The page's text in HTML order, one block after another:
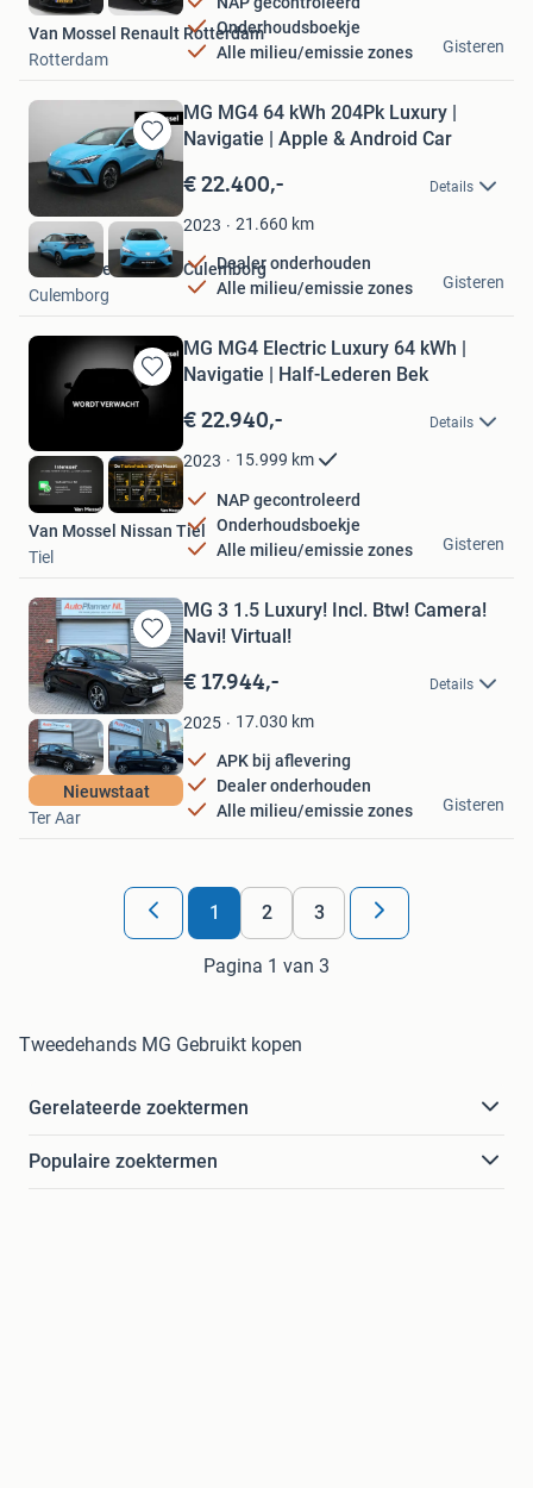
Onderhoudsboekje
Alle milieu/emissie zones
Van Mossel Renault Rotterdam
Rotterdam
Gisteren
Bewaren
in
Mijn
Favorieten
MG MG4 64 kWh 204Pk Luxury |
Navigatie | Apple & Android Car
€ 22.400,- Details
2023 21.660 km
Dealer onderhouden
Alle milieu/emissie zones
Van Mossel Renault Culemborg
Culemborg
Gisteren
Bewaren
in
Favorieten
MG MG4 Electric Luxury 64 kWh |
Navigatie | Half-Lederen Bek
€ 22.940,- Details
2023 15.999 km
NAP gecontroleerd
Onderhoudsboekje
Alle milieu/emissie zones
Van Mossel Nissan Tiel
Tiel
Gisteren
Bewaren
in
Mijn
Favorieten
Nieuwstaat
MG 3 1.5 Luxury! Incl. Btw! Camera!
Navi! Virtual!
€ 17.944,- Details
2025 17.030 km
APK bij aflevering
Dealer onderhouden
Alle milieu/emissie zones
AutoPlanner NL
Ter Aar
Gisteren
1 2 3
Pagina 1 van 3
Tweedehands MG Gebruikt kopen
Gerelateerde zoektermen
Populaire zoektermen